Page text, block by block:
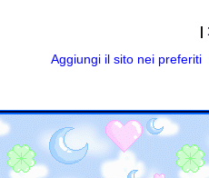
|
Aggiungi il sito nei preferiti